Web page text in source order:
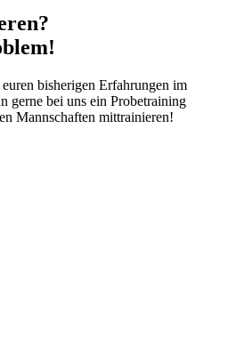
bisherigen Erfahrungen im
gerne bei uns ein Probetraining
Mannschaften mittrainieren!